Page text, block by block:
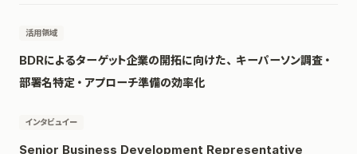
活用領域
BDRによるターゲット企業の開拓に向けた、キーパーソン調査・
部署名特定・アプローチ準備の効率化
インタビュイー
Senior Business Development Representative